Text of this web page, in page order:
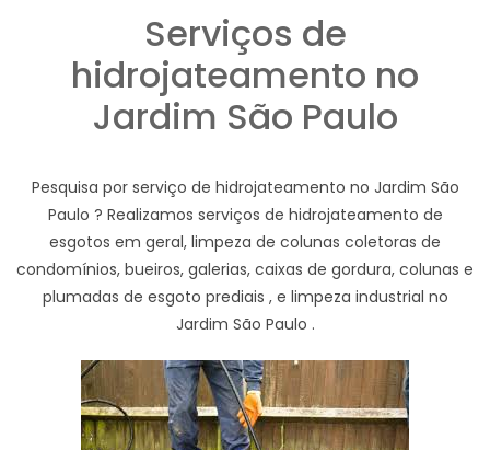
Serviços de
hidrojateamento no
Jardim São Paulo
Pesquisa por serviço de hidrojateamento no Jardim São
Paulo ? Realizamos serviços de hidrojateamento de
esgotos em geral, limpeza de colunas coletoras de
condomínios, bueiros, galerias, caixas de gordura, colunas e
plumadas de esgoto prediais , e limpeza industrial no
Jardim São Paulo .